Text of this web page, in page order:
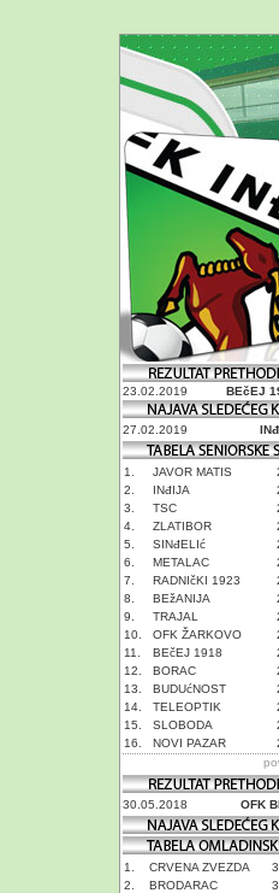
23.02.2019 BEčEJ
27.02.2019
1. JAVOR MATIS
2.
INđIJA
3.
TSC
4.
ZLATIBOR
5.
SINđELIć
6.
METALAC
7.
RADNIčKI 1923
8.
BEžANIJA
9.
TRAJAL
10.
OFK ŽARKOVO
11.
BEčEJ 1918
12.
BORAC
13.
BUDUćNOST
14.
TELEOPTIK
15.
SLOBODA
16.
NOVI PAZAR
30.05.2018 OFK
1. CRVENA ZVEZDA
2.
BRODARAC